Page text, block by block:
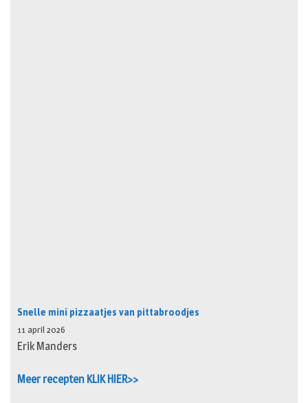
Snelle mini pizzaatjes van pittabroodjes
11 april 2026
Erik Manders
Meer recepten KLIK HIER>>